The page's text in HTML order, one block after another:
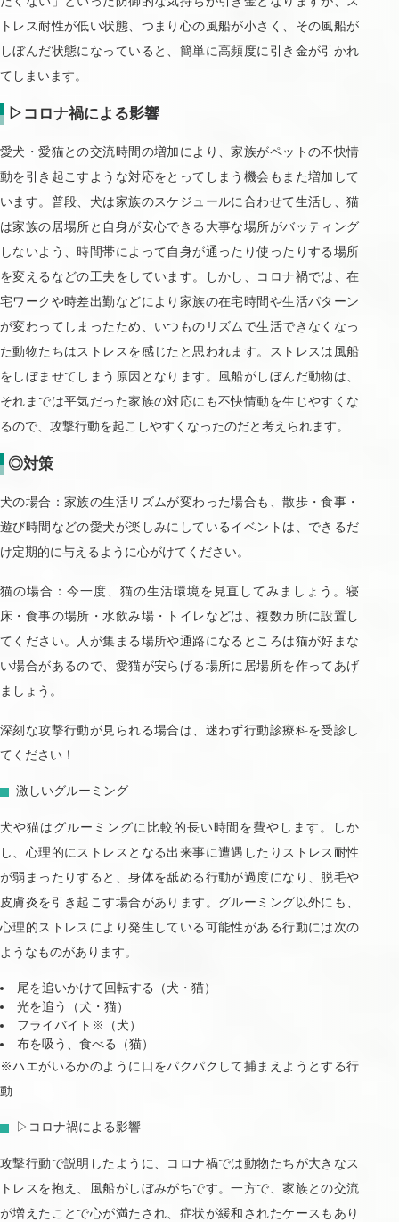
トレス耐性が低い状態、つまり心の風船が小さく、その風船が
しぼんだ状態になっていると、簡単に高頻度に引き金が引かれ
てしまいます。
▷コロナ禍による影響
愛犬・愛猫との交流時間の増加により、家族がペットの不快情
動を引き起こすような対応をとってしまう機会もまた増加して
います。普段、犬は家族のスケジュールに合わせて生活し、猫
は家族の居場所と自身が安心できる大事な場所がバッティング
しないよう、時間帯によって自身が通ったり使ったりする場所
を変えるなどの工夫をしています。しかし、コロナ禍では、在
宅ワークや時差出勤などにより家族の在宅時間や生活パターン
が変わってしまったため、いつものリズムで生活できなくなっ
た動物たちはストレスを感じたと思われます。ストレスは風船
をしぼませてしまう原因となります。風船がしぼんだ動物は、
それまでは平気だった家族の対応にも不快情動を生じやすくな
るので、攻撃行動を起こしやすくなったのだと考えられます。
◎対策
犬の場合：家族の生活リズムが変わった場合も、散歩・食事・
遊び時間などの愛犬が楽しみにしているイベントは、できるだ
け定期的に与えるように心がけてください。
猫の場合：今一度、猫の生活環境を見直してみましょう。寝
床・食事の場所・水飲み場・トイレなどは、複数カ所に設置し
てください。人が集まる場所や通路になるところは猫が好まな
い場合があるので、愛猫が安らげる場所に居場所を作ってあげ
ましょう。
深刻な攻撃行動が見られる場合は、迷わず行動診療科を受診し
てください！
激しいグルーミング
犬や猫はグルーミングに比較的長い時間を費やします。しか
し、心理的にストレスとなる出来事に遭遇したりストレス耐性
が弱まったりすると、身体を舐める行動が過度になり、脱毛や
皮膚炎を引き起こす場合があります。グルーミング以外にも、
心理的ストレスにより発生している可能性がある行動には次の
ようなものがあります。
尾を追いかけて回転する（犬・猫）
光を追う（犬・猫）
フライバイト※（犬）
布を吸う、食べる（猫）
※ハエがいるかのように口をパクパクして捕まえようとする行
動
▷コロナ禍による影響
攻撃行動で説明したように、コロナ禍では動物たちが大きなス
トレスを抱え、風船がしぼみがちです。一方で、家族との交流
が増えたことで心が満たされ、症状が緩和されたケースもあり